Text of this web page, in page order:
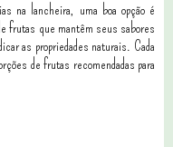
na lancheira, uma boa opção é
frutas que mantêm seus sabores
as propriedades naturais. Cada
de frutas recomendadas para